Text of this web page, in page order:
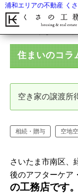
浦和エリアの不動産 く
住まいのコラ
空き家の譲渡所
相続・贈与 空地
さいたま市南区、
後のアフターケア
の工務店です。